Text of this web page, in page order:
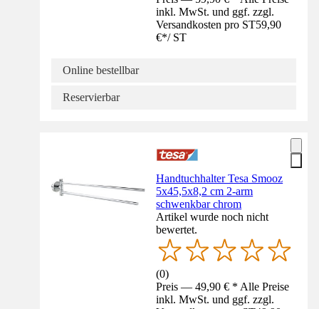
inkl. MwSt. und ggf. zzgl.
Versandkosten pro ST59,90
€*/ ST
Online bestellbar
Reservierbar
Handtuchhalter Tesa Smooz
5x45,5x8,2 cm 2-arm
schwenkbar chrom
Artikel wurde noch nicht
bewertet.
(0)
Preis — 49,90 € * Alle Preise
inkl. MwSt. und ggf. zzgl.